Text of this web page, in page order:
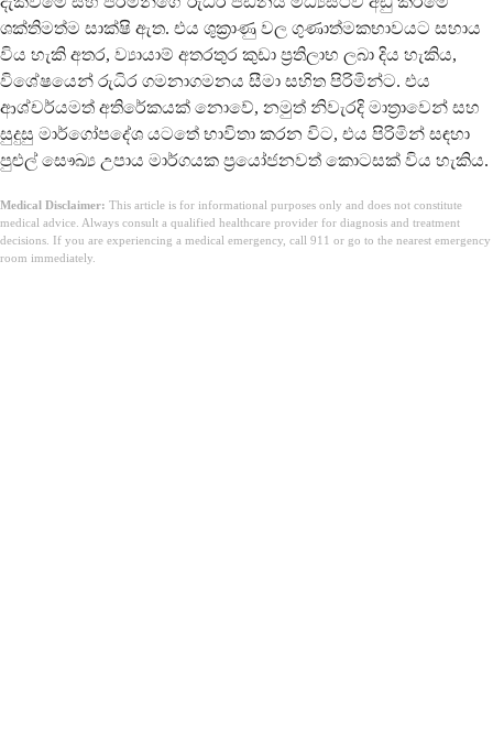
ශක්තිමත්ම සාක්ෂි ඇත. එය ශුක්‍රාණු වල ගුණාත්මකභාවයට සහාය
විය හැකි අතර, ව්‍යායාම් අතරතුර කුඩා ප්‍රතිලාභ ලබා දිය හැකිය,
විශේෂයෙන් රුධිර ගමනාගමනය සීමා සහිත පිරිමින්ට. එය
ආශ්චර්යමත් අතිරේකයක් නොවේ, නමුත් නිවැරදි මාත්‍රාවෙන් සහ
සුදුසු මාර්ගෝපදේශ යටතේ භාවිතා කරන විට, එය පිරිමින් සඳහා
පුළුල් සෞඛ්‍ය උපාය මාර්ගයක ප්‍රයෝජනවත් කොටසක් විය හැකිය.
Medical Disclaimer: This article is for informational purposes only and does not constitute
medical advice. Always consult a qualified healthcare provider for diagnosis and treatment
decisions. If you are experiencing a medical emergency, call 911 or go to the nearest emergency
room immediately.